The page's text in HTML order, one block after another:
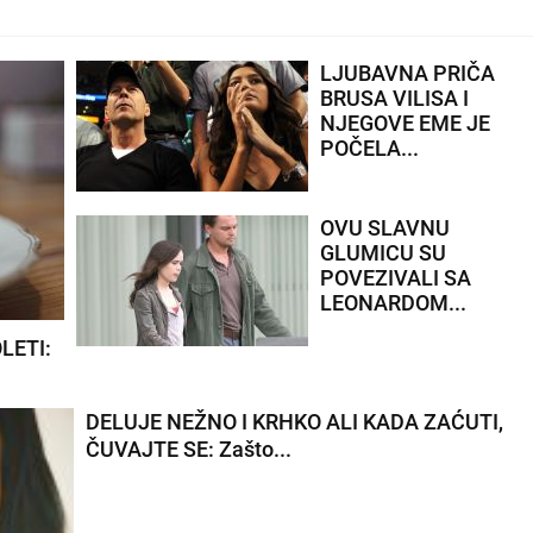
LJUBAVNA PRIČA
BRUSA VILISA I
NJEGOVE EME JE
POČELA...
OVU SLAVNU
GLUMICU SU
POVEZIVALI SA
LEONARDOM...
DELUJE NEŽNO I KRHKO ALI KADA ZAĆUTI,
ČUVAJTE SE: Zašto...